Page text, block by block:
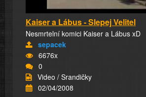
Kaiser a Lábus - Slepej Velitel
Nesmrtelní komici Kaiser a Lábus xD
sepacek
6676x
0
Video / Srandičky
02/04/2008